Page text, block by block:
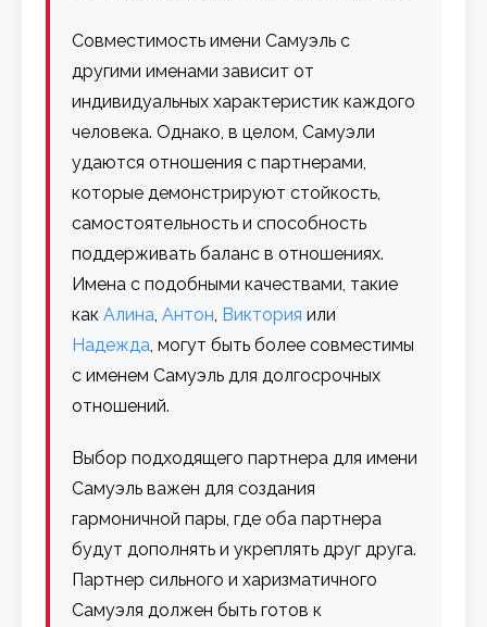
Совместимость имени Самуэль с
другими именами зависит от
индивидуальных характеристик каждого
человека. Однако, в целом, Самуэли
удаются отношения с партнерами,
которые демонстрируют стойкость,
самостоятельность и способность
поддерживать баланс в отношениях.
Имена с подобными качествами, такие
какАлина,Антон, Виктория или
Надежда, могут быть более совместимы
с именем Самуэль для долгосрочных
отношений.
Выбор подходящего партнера для имени
Самуэль важен для создания
гармоничной пары, где оба партнера
будут дополнять и укреплять друг друга.
Партнер сильного и харизматичного
Самуэля должен быть готов к